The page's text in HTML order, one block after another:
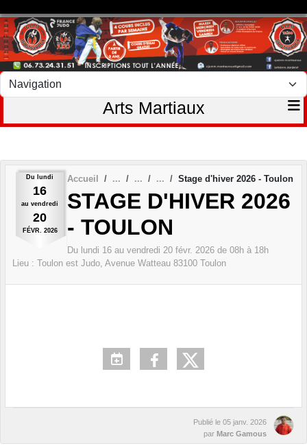
Arts Martiaux
Du lundi
16
au vendredi
20
FÉVR. 2026
Accueil Stage d'hiver 2026 - Toulon
STAGE D'HIVER 2026
- TOULON
Du lundi 16 au vendredi 20 févr. 2026 de 08h à 18h
Lieu : Toulon est Judo, Avenue Watteau 83100 Toulon
Publié le 05 janv. 2026
par Marc Gamous